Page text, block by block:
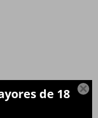

de 18
Argentina